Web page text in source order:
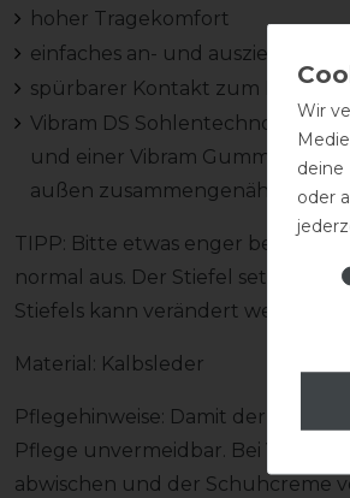
hoher Tragekomfort
einfaches an- und ausziehen des
spürbarer Kontakt zum Pferd
Vibram DS Sohlentechnologie:
und einer Vibram
außen zusammengenäht
TIPP: Bitte etwas enger
normal aus. Der Stiefel setzt sich
Stiefels kann verändert werden!
Material: Kalbsleder
Pflegehinweise: Damit der Stiefel
Pflege unvermeidbar. Bei
abwischen und der Schuhcreme
Wir
deine
oder